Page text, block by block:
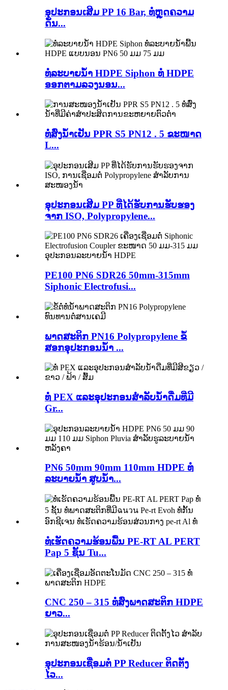
ອຸປະກອນເສີມ PP 16 Bar, ທໍ່ຫຼຸດຄວາມ
ດັນ...
ທໍ່ລະບາຍນ້ຳ HDPE Siphon ທໍ່ HDPE
ອອກຕາມລວງນອນ...
ທໍ່ສົ່ງນ້ຳເຢັນ PPR S5 PN12 . 5 ຂະໜາດ
L...
ອຸປະກອນເສີມ PP ທີ່ໄດ້ຮັບການຮັບຮອງ
ຈາກ ISO, Polypropylene...
PE100 PN6 SDR26 50mm-315mm
Siphonic Electrofusi...
ພາດສະຕິກ PN16 Polypropylene ຂໍ້
ສອກອຸປະກອນນ້ຳ ...
ທໍ່ PEX ແລະອຸປະກອນສຳລັບນ້ຳດື່ມທີ່ມີ
Gr...
PN6 50mm 90mm 110mm HDPE ທໍ່
ລະບາຍນ້ຳ ສູບນ້ຳ...
ທໍ່ເຮັດຄວາມຮ້ອນພື້ນ PE-RT AL PERT
Pap 5 ຊັ້ນ Tu...
CNC 250 – 315 ທໍ່ສົ່ງພາດສະຕິກ HDPE
ຍາວ...
ອຸປະກອນເຊື່ອມຕໍ່ PP Reducer ຕິດຕັ້ງ
ໄວ...